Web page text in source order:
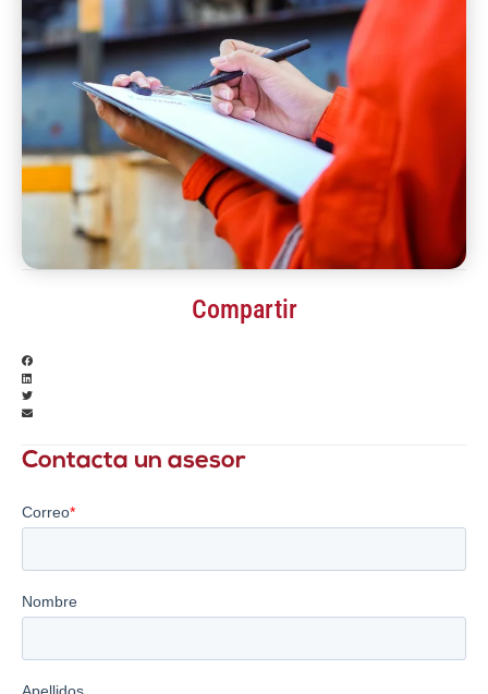
Compartir
Contacta un asesor